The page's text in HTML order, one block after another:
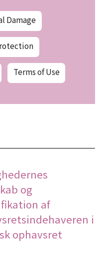
Damage
Terms of Use
og
af
i
ophavsret